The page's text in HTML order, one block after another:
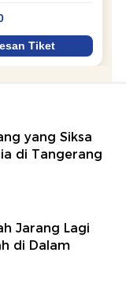
yang Siksa
di Tangerang
Jarang Lagi
di Dalam